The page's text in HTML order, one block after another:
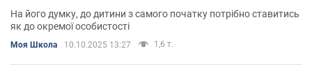
На його думку, до дитини з самого початку потрібно ставитись
як до окремої особистості
Моя Школа 10.10.2025 13:27 1,6 т.